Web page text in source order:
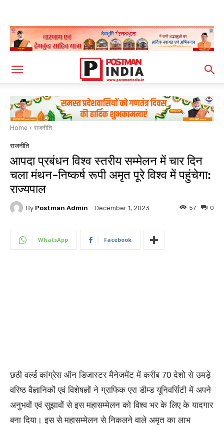
Home राजनीति
राजनीति
आपदा प्रबंधन विश्व स्तरीय सम्मेलन में चार दिन
चला मंथन-निष्कर्ष रूपी अमृत पूरे विश्व में पहुंचेगा:
राज्यपाल
By Postman Admin December 1, 2023 0
57
WhatsApp Facebook
छठी वर्ल्ड कांग्रेस ऑन डिजास्टर मैनेजमेंट में करीब 70 देशो से उमड़े
वरिष्ठ वैज्ञानिकों एवं विशेषज्ञों ने ग्राफिक एरा डीम्ड यूनिवर्सिटी में अपने
अनुभवों एवं सुझावों से इस महासम्मेलन को विश्व भर के लिए के यादगार
बना दिया। इस से महासम्मेलन से निकलने वाले अमृत का लाभ